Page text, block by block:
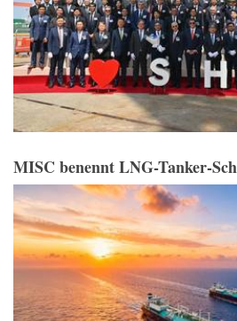
MISC benennt LNG-Tanker-